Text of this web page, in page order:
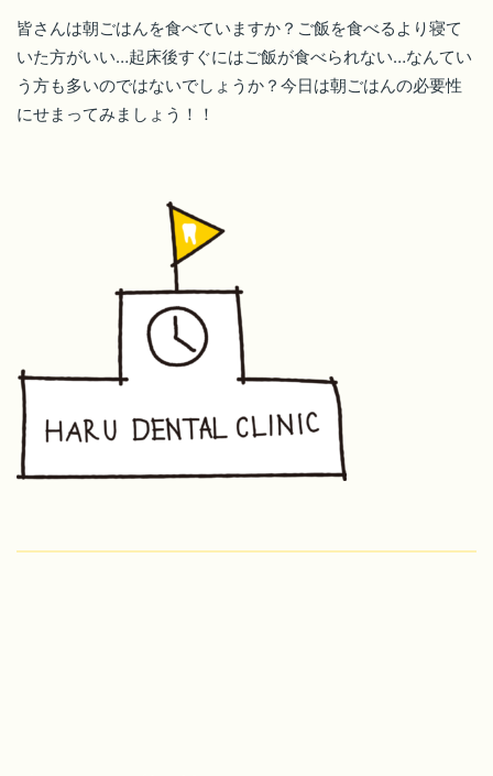
皆さんは朝ごはんを食べていますか？ご飯を食べるより寝て
いた方がいい…起床後すぐにはご飯が食べられない…なんてい
う方も多いのではないでしょうか？今日は朝ごはんの必要性
にせまってみましょう！！